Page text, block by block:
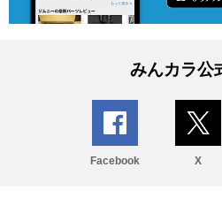
みんカラ公
Facebook X